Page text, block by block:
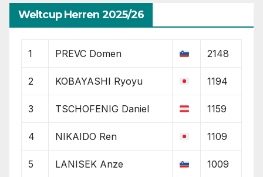
Weltcup Herren 2025/26
1 PREVC Domen 2148
2 KOBAYASHI Ryoyu 1194
3 TSCHOFENIG Daniel 1159
4 NIKAIDO Ren 1109
5 LANISEK Anze 1009